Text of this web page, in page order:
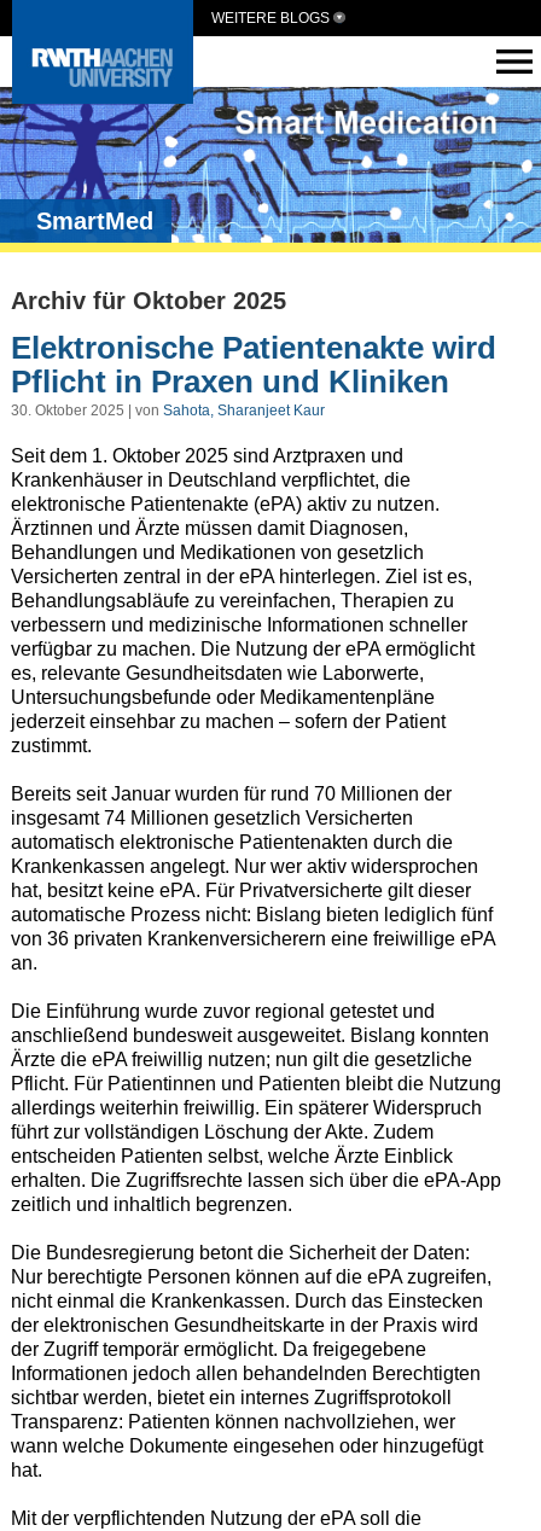
WEITERE BLOGS
SmartMed
Archiv für Oktober 2025
Elektronische Patientenakte wird
Pflicht in Praxen und Kliniken
30. Oktober 2025 | von Sahota, Sharanjeet Kaur
Seit dem 1. Oktober 2025 sind Arztpraxen und
Krankenhäuser in Deutschland verpflichtet, die
elektronische Patientenakte (ePA) aktiv zu nutzen.
Ärztinnen und Ärzte müssen damit Diagnosen,
Behandlungen und Medikationen von gesetzlich
Versicherten zentral in der ePA hinterlegen. Ziel ist es,
Behandlungsabläufe zu vereinfachen, Therapien zu
verbessern und medizinische Informationen schneller
verfügbar zu machen. Die Nutzung der ePA ermöglicht
es, relevante Gesundheitsdaten wie Laborwerte,
Untersuchungsbefunde oder Medikamentenpläne
jederzeit einsehbar zu machen – sofern der Patient
zustimmt.
Bereits seit Januar wurden für rund 70 Millionen der
insgesamt 74 Millionen gesetzlich Versicherten
automatisch elektronische Patientenakten durch die
Krankenkassen angelegt. Nur wer aktiv widersprochen
hat, besitzt keine ePA. Für Privatversicherte gilt dieser
automatische Prozess nicht: Bislang bieten lediglich fünf
von 36 privaten Krankenversicherern eine freiwillige ePA
an.
Die Einführung wurde zuvor regional getestet und
anschließend bundesweit ausgeweitet. Bislang konnten
Ärzte die ePA freiwillig nutzen; nun gilt die gesetzliche
Pflicht. Für Patientinnen und Patienten bleibt die Nutzung
allerdings weiterhin freiwillig. Ein späterer Widerspruch
führt zur vollständigen Löschung der Akte. Zudem
entscheiden Patienten selbst, welche Ärzte Einblick
erhalten. Die Zugriffsrechte lassen sich über die ePA-App
zeitlich und inhaltlich begrenzen.
Die Bundesregierung betont die Sicherheit der Daten:
Nur berechtigte Personen können auf die ePA zugreifen,
nicht einmal die Krankenkassen. Durch das Einstecken
der elektronischen Gesundheitskarte in der Praxis wird
der Zugriff temporär ermöglicht. Da freigegebene
Informationen jedoch allen behandelnden Berechtigten
sichtbar werden, bietet ein internes Zugriffsprotokoll
Transparenz: Patienten können nachvollziehen, wer
wann welche Dokumente eingesehen oder hinzugefügt
hat.
Mit der verpflichtenden Nutzung der ePA soll die